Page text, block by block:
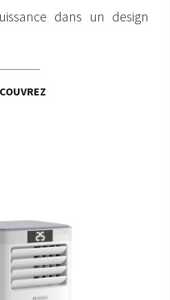
dans un design